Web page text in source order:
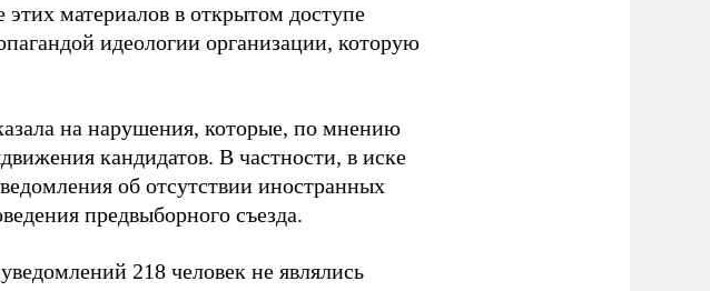
этих материалов в открытом доступе
идеологии организации, которую
на нарушения, которые, по мнению
кандидатов. В частности, в иске
об отсутствии иностранных
предвыборного съезда.
218 человек не являлись